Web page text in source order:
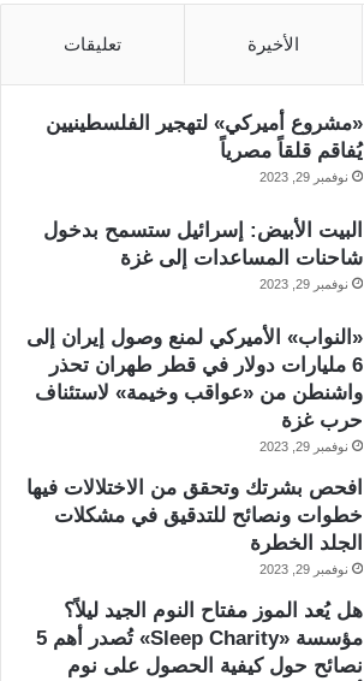
الأخيرة تعليقات
«مشروع أميركي» لتهجير الفلسطينيين
يُفاقم قلقاً مصرياً
نوفمبر 29, 2023
البيت الأبيض: إسرائيل ستسمح بدخول
شاحنات المساعدات إلى غزة
نوفمبر 29, 2023
«النواب» الأميركي لمنع وصول إيران إلى
6 مليارات دولار في قطر طهران تحذر
واشنطن من «عواقب وخيمة» لاستئناف
حرب غزة
نوفمبر 29, 2023
افحص بشرتك وتحقق من الاختلالات فيها
خطوات ونصائح للتدقيق في مشكلات
الجلد الخطرة
نوفمبر 29, 2023
هل يُعد الموز مفتاح النوم الجيد ليلاً؟
مؤسسة «Sleep Charity» تُصدر أهم 5
نصائح حول كيفية الحصول على نوم